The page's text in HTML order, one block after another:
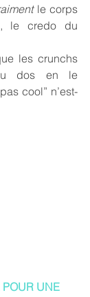
le corps
, le credo du
les crunchs
dos en le
cool” n’est-
POUR UNE